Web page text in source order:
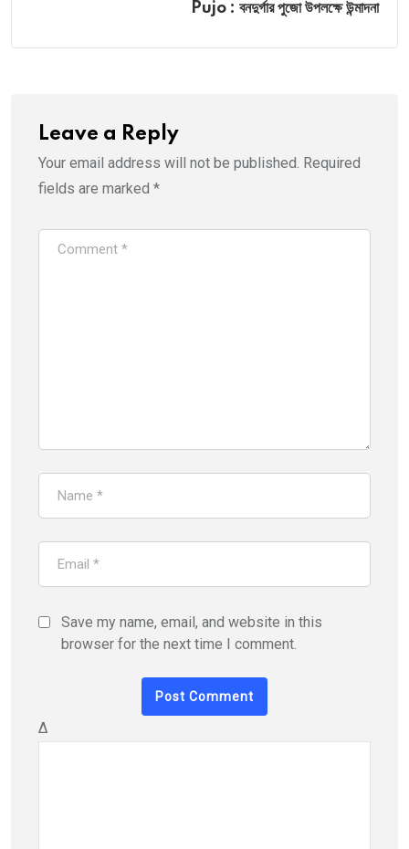
Pujo : বনদুর্গার পুজো উপলক্ষে উন্মাদনা
Leave a Reply
Your email address will not be published. Required
fields are marked *
Save my name, email, and website in this
browser for the next time I comment.
Δ